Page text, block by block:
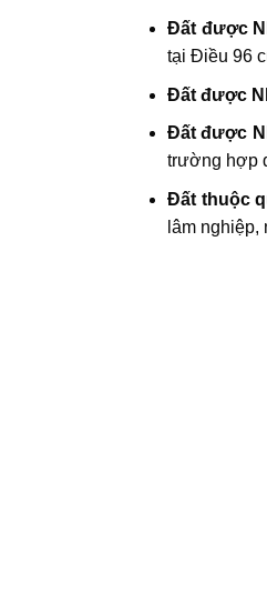
Đất được
tại Điều 96
Đất được
Đất được
trường hợp
Đất thuộc
lâm